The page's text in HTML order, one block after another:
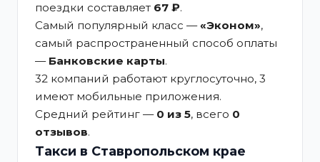
поездки составляет 67 ₽.
Самый популярный класс —«Эконом»,
самый распространенный способ оплаты
— Банковские карты.
32 компаний работают круглосуточно, 3
имеют мобильные приложения.
Средний рейтинг — 0 из 5, всего 0
отзывов.
Такси в Ставропольском крае